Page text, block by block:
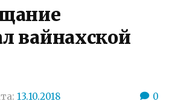
вайнахской
13.10.2018 0